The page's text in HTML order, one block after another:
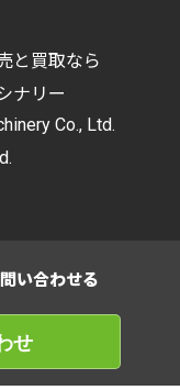
と買取なら
ナリー
Co., Ltd.
い合わせる
せ